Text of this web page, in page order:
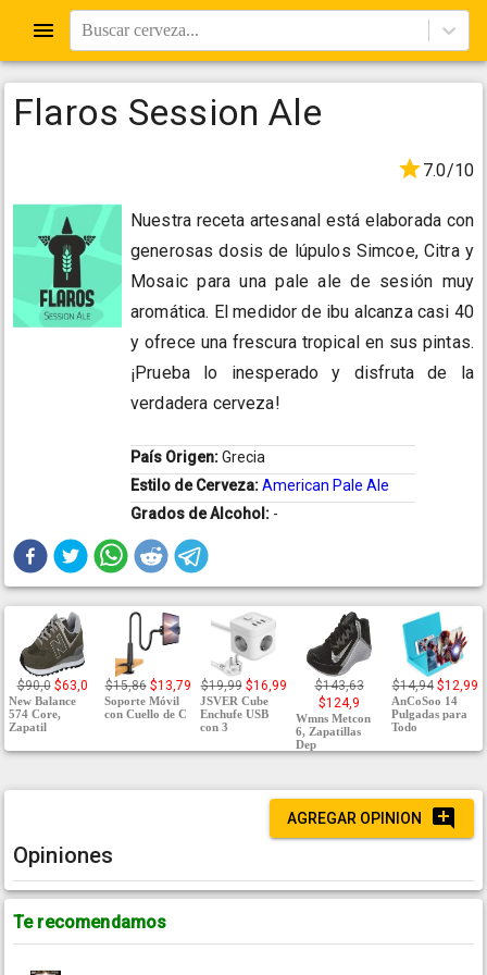
Buscar cerveza...
Flaros Session Ale
7.0/10
Nuestra receta artesanal está elaborada con
generosas dosis de lúpulos Simcoe, Citra y
Mosaic para una pale ale de sesión muy
aromática. El medidor de ibu alcanza casi 40
y ofrece una frescura tropical en sus pintas.
¡Prueba lo inesperado y disfruta de la
verdadera cerveza!
País Origen:Grecia
Estilo de Cerveza:American Pale Ale
Grados de Alcohol: -
$90,0 $63,0
New Balance
574 Core,
Zapatil
$15,86 $13,79
Soporte Móvil
con Cuello de C
$19,99 $16,99
JSVER Cube
Enchufe USB
con 3
$143,63
$124,9
Wmns Metcon
6, Zapatillas
Dep
$14,94 $12,99
AnCoSoo 14
Pulgadas para
Todo
AGREGAR OPINION
Opiniones
Te recomendamos